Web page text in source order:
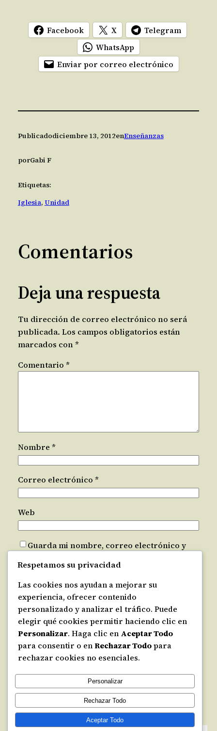
Facebook X
Telegram
WhatsApp
Enviar por correo electrónico
Publicadodiciembre 13, 2012enEnseñanzas
porGabi F
Etiquetas:
Iglesia, Unidad
Comentarios
Deja una respuesta
Tu dirección de correo electrónico no será
publicada. Los campos obligatorios están
marcados con *
Comentario *
Nombre *
Correo electrónico *
Web
Guarda mi nombre, correo electrónico y
que comente.
Recibir un correo electrónico con los
siguientes comentarios a esta entrada.
Recibir un correo electrónico con cada
nueva entrada.
Hacer Discípulos.com
Respetamos su privacidad
Las cookies nos ayudan a mejorar su
experiencia, ofrecer contenido
personalizado y analizar el tráfico. Puede
elegir qué cookies permitir haciendo clic en
Personalizar. Haga clic en Aceptar Todo
para consentir o enRechazar Todopara
rechazar cookies no esenciales.
Personalizar
Rechazar Todo
Aceptar Todo